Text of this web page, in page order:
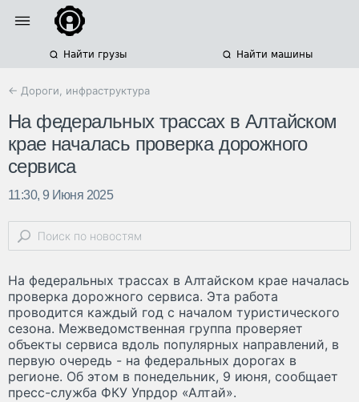
Найти грузы Найти машины
← Дороги, инфраструктура
На федеральных трассах в Алтайском
крае началась проверка дорожного
сервиса
11:30, 9 Июня 2025
На федеральных трассах в Алтайском крае началась
проверка дорожного сервиса. Эта работа
проводится каждый год с началом туристического
сезона. Межведомственная группа проверяет
объекты сервиса вдоль популярных направлений, в
первую очередь - на федеральных дорогах в
регионе. Об этом в понедельник, 9 июня, сообщает
пресс-служба ФКУ Упрдор «Алтай».